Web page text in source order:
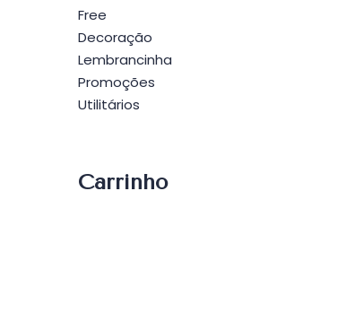
Free
Decoração
Lembrancinha
Promoções
Utilitários
Carrinho